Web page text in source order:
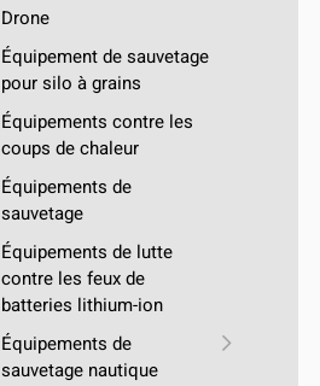
Drone
Équipement de sauvetage
pour silo à grains
Équipements contre les
coups de chaleur
Équipements de
sauvetage
Équipements de lutte
contre les feux de
batteries lithium-ion
Équipements de
sauvetage nautique